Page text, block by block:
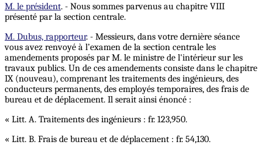
M. le président. - Nous sommes parvenus au chapitre VIII
présenté par la section centrale.
M. Dubus, rapporteur. - Messieurs, dans votre dernière séance
vous avez renvoyé à l’examen de la section centrale les
amendements proposés par M. le ministre de l'intérieur sur les
travaux publics. Un de ces amendements consiste dans le chapitre
IX (nouveau), comprenant les traitements des ingénieurs, des
conducteurs permanents, des employés temporaires, des frais de
bureau et de déplacement. Il serait ainsi énoncé :
« Litt. A. Traitements des ingénieurs : fr. 123,950.
« Litt. B. Frais de bureau et de déplacement : fr. 54,130.